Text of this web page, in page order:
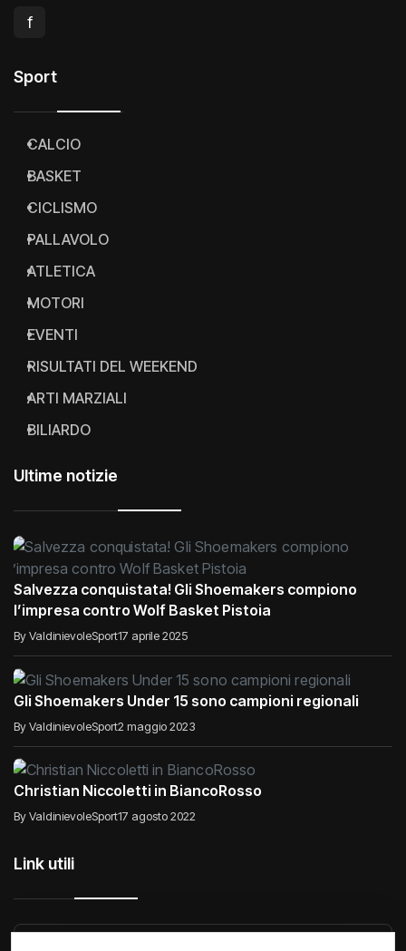
f
Sport
CALCIO
BASKET
CICLISMO
PALLAVOLO
ATLETICA
MOTORI
EVENTI
RISULTATI DEL WEEKEND
ARTI MARZIALI
BILIARDO
Ultime notizie
Salvezza conquistata! Gli Shoemakers compiono
l’impresa contro Wolf Basket Pistoia
By ValdinievoleSport17 aprile 2025
Gli Shoemakers Under 15 sono campioni regionali
By ValdinievoleSport2 maggio 2023
Christian Niccoletti in BiancoRosso
By ValdinievoleSport17 agosto 2022
Link utili